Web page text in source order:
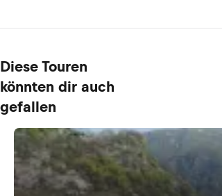
Diese Touren
könnten dir auch
gefallen